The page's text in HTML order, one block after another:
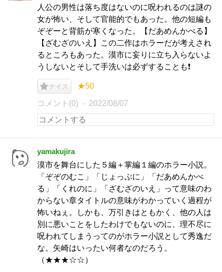
人公の男性は落ち度はないのに呪われるのは謎の
女が怖い、そして官能的でもあった。他の短編も
ぞぞーと背筋が寒くなった。【だあめんかべる】
【ざむざのいえ】この二作はホラーだが考えされ
るところもあった。漠市に妄りに立ち入らないよ
うしないとそして手洗いは必ずすることも❗️
ナイス ★50
コメント(0) 2022/08/07
yamakujira
漠市を舞台にした５編＋掌編１編のホラー小説。
「ぞぞのむこ」「じょっぷに」「だあめんかべ
る」「くれのに」「ざむざのいえ」って意味のわ
からない章タイトルの意味がわかっていく過程が
怖いねぇ。しかも、万引きはともかく、他の人は
別に悪いことをしたわけでもないのに、理不尽に
呪われてしまうってのがホラー小説として秀逸だ
な。矢崎はいったい何者なのだろう。
（★★★☆☆）